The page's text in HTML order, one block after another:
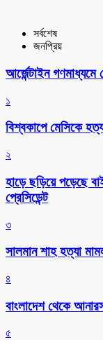
সর্বশেষ
জনপ্রিয়
আর্জেন্টাইন
১
বিশ্বকাপে মেসিকে
২
হাড়ে ছড়িয়ে পড়েছে
প্রেসিডেন্ট
৩
সালমান শাহ হত্যা
৪
বাংলাদেশ থেকে
৫